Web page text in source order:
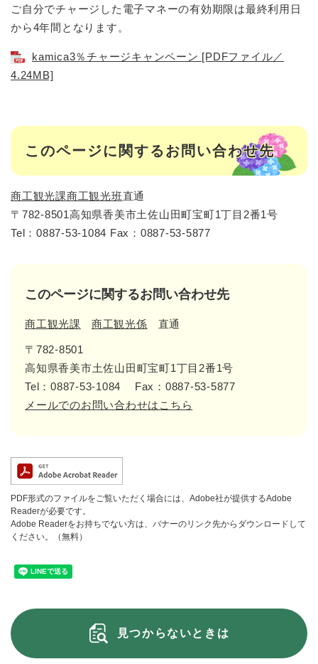
ご自分でチャージした電子マネーの有効期限は最終利用日
から4年間となります。
kamica3％チャージキャンペーン [PDFファイル／
4.24MB]
このページに関するお問い合わせ先
商工観光課商工観光班直通
〒782-8501高知県香美市土佐山田町宝町1丁目2番1号
Tel：0887-53-1084 Fax：0887-53-5877
このページに関するお問い合わせ先
商工観光課 商工観光係 直通
〒782-8501
高知県香美市土佐山田町宝町1丁目2番1号
Tel：0887-53-1084
Fax：0887-53-5877
メールでのお問い合わせはこちら
PDF形式のファイルをご覧いただく場合には、Adobe社が提供するAdobe
Readerが必要です。
Adobe Readerをお持ちでない方は、バナーのリンク先からダウンロードして
ください。（無料）
見つからないときは